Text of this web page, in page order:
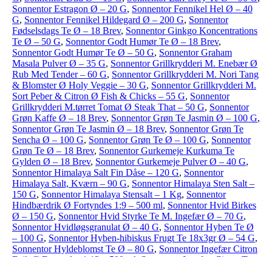
Sonnentor Estragon Ø – 20 G, Sonnentor Fennikel Hel Ø – 40
G, Sonnentor Fennikel Hildegard Ø – 200 G, Sonnentor
Fødselsdags Te Ø – 18 Brev, Sonnentor Ginkgo Koncentrations
Te Ø – 50 G, Sonnentor Godt Humør Te Ø – 18 Brev,
Sonnentor Godt Humør Te Ø – 50 G, Sonnentor Graham
Masala Pulver Ø – 35 G, Sonnentor Grillkrydderi M. Enebær Ø
Rub Med Tender – 60 G, Sonnentor Grillkrydderi M. Nori Tang
& Blomster Ø Holy Veggie – 30 G, Sonnentor Grillkrydderi M.
Sort Peber & Citron Ø Fish & Chicks – 55 G, Sonnentor
Grillkrydderi M.tørret Tomat Ø Steak That – 50 G, Sonnentor
Grøn Kaffe Ø – 18 Brev, Sonnentor Grøn Te Jasmin Ø – 100 G,
Sonnentor Grøn Te Jasmin Ø – 18 Brev, Sonnentor Grøn Te
Sencha Ø – 100 G, Sonnentor Grøn Te Ø – 100 G, Sonnentor
Grøn Te Ø – 18 Brev, Sonnentor Gurkemeje Kurkuma Te
Gylden Ø – 18 Brev, Sonnentor Gurkemeje Pulver Ø – 40 G,
Sonnentor Himalaya Salt Fin Dåse – 120 G, Sonnentor
Himalaya Salt, Kværn – 90 G, Sonnentor Himalaya Sten Salt –
150 G, Sonnentor Himalaya Stensalt – 1 Kg, Sonnentor
Hindbærdrik Ø Fortyndes 1:9 – 500 ml, Sonnentor Hvid Birkes
Ø – 150 G, Sonnentor Hvid Styrke Te M. Ingefær Ø – 70 G,
Sonnentor Hvidløgsgranulat Ø – 40 G, Sonnentor Hyben Te Ø
– 100 G, Sonnentor Hyben-hibiskus Frugt Te 18x3gr Ø – 54 G,
Sonnentor Hyldeblomst Te Ø – 80 G, Sonnentor Ingefær Citron